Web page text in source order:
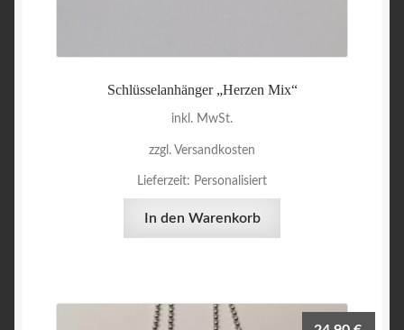
Schlüsselanhänger „Herzen Mix“
inkl. MwSt.
zzgl. Versandkosten
Lieferzeit: Personalisiert
In den Warenkorb